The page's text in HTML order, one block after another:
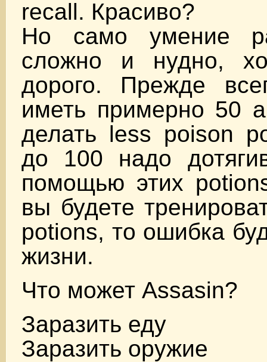
recall. Красиво?
Но само умение
сложно и нудно,
дорого. Прежде
иметь примерно 50
делать less poison
до 100 надо
помощью этих
вы будете
potions, то ошибка
жизни.
Что может Assasin?
Заразить еду
Заразить оружие